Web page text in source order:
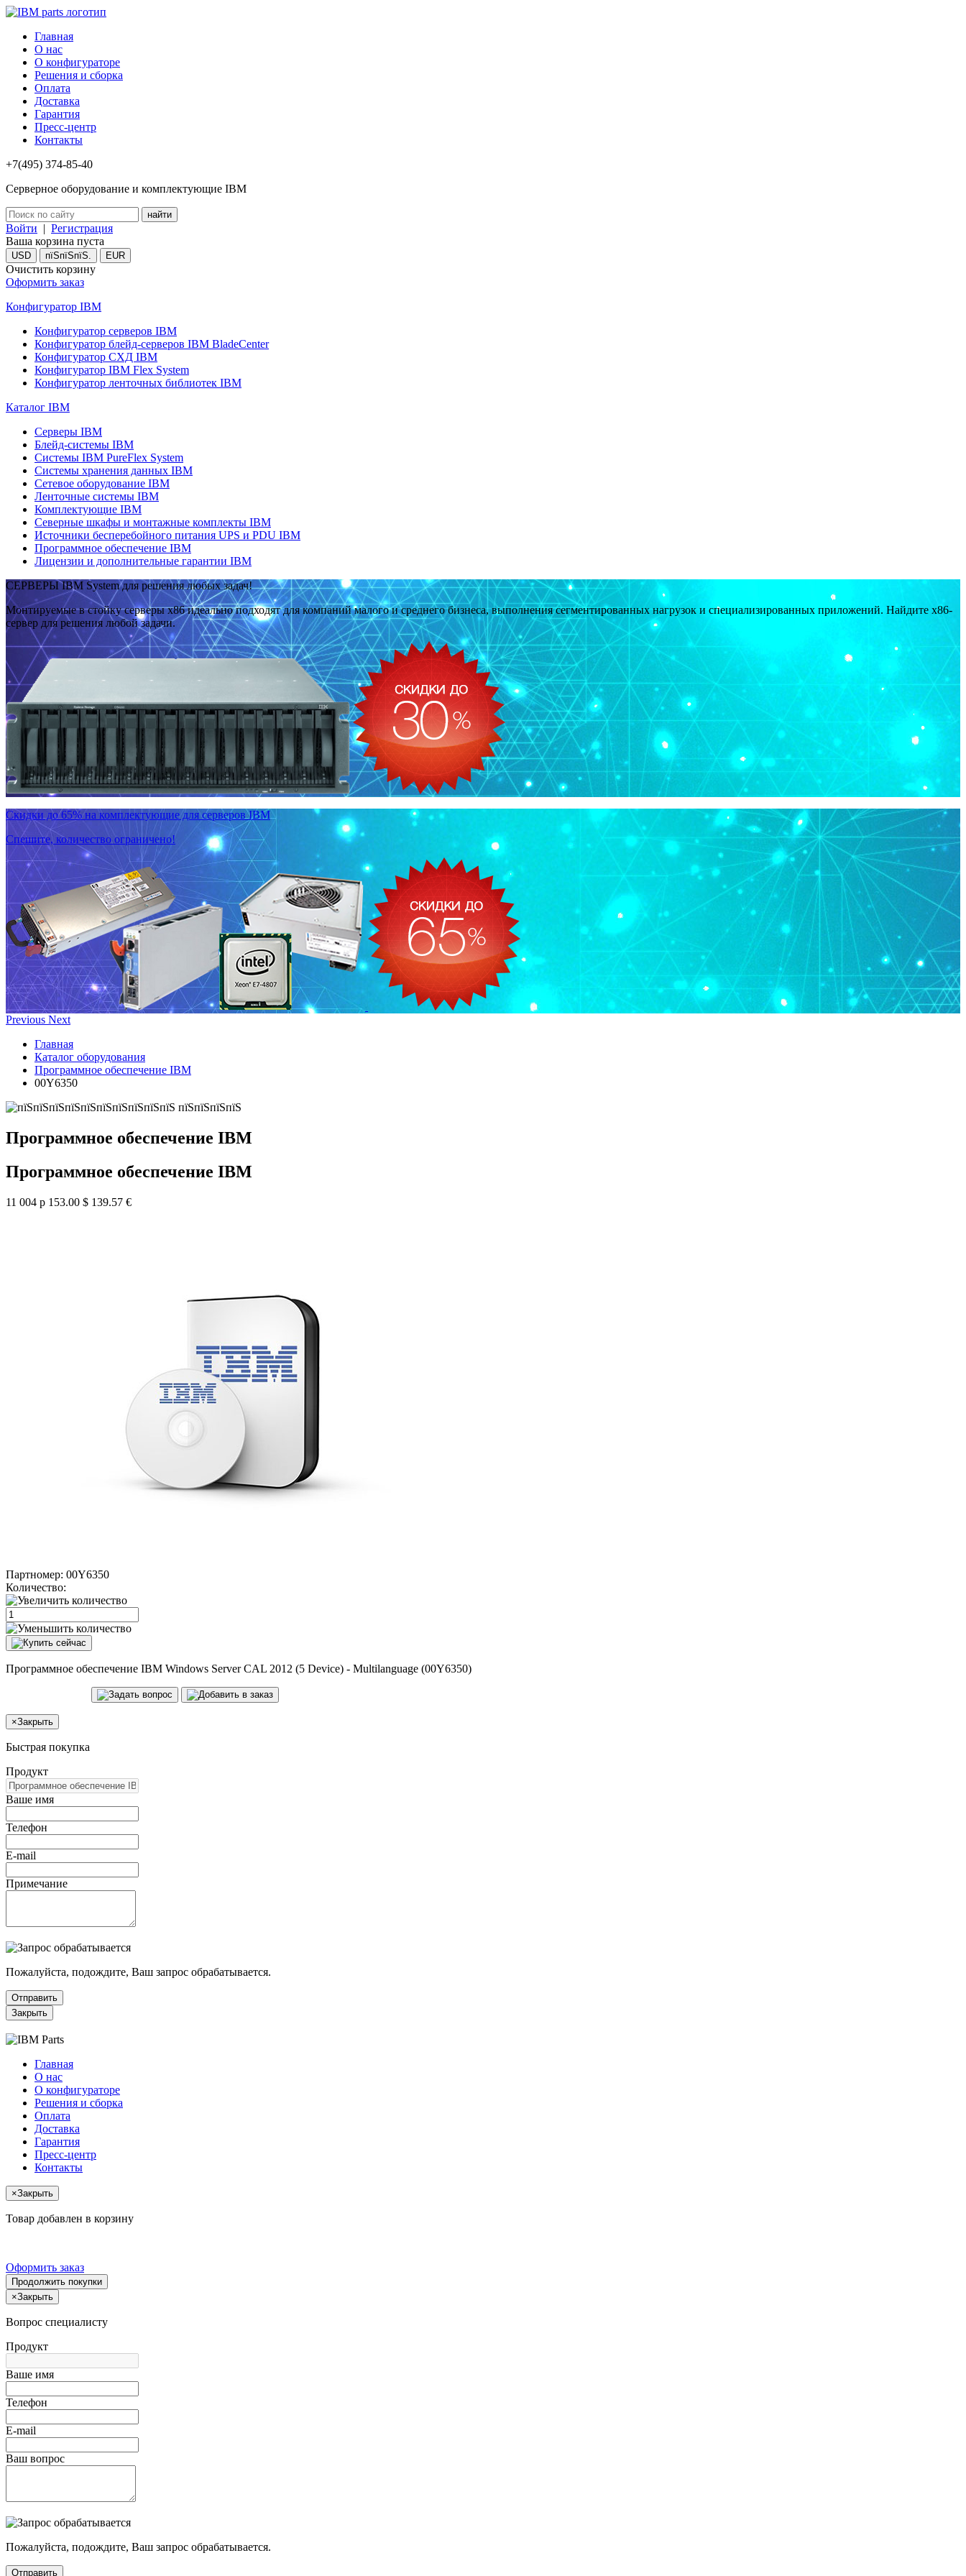
Главная
О нас
О конфигураторе
Решения и сборка
Оплата
Доставка
Гарантия
Пресс-центр
Контакты
+7(495) 374-85-40
Серверное оборудование и комплектующие IBM
Войти | Регистрация
Ваша корзина пуста
USD пїЅпїЅпїЅ. EUR
Очистить корзину
Оформить заказ
Конфигуратор IBM
Конфигуратор серверов IBM
Конфигуратор блейд-серверов IBM BladeCenter
Конфигуратор СХД IBM
Конфигуратор IBM Flex System
Конфигуратор ленточных библиотек IBM
Каталог IBM
Серверы IBM
Блейд-системы IBM
Системы IBM PureFlex System
Системы хранения данных IBM
Сетевое оборудование IBM
Ленточные системы IBM
Комплектующие IBM
Северные шкафы и монтажные комплекты IBM
Источники бесперебойного питания UPS и PDU IBM
Программное обеспечение IBM
Лицензии и дополнительные гарантии IBM
СЕРВЕРЫ IBM System для решения любых задач!
Монтируемые в стойку серверы x86 идеально подходят для компаний малого и среднего бизнеса, выполнения сегментированных нагрузок и специализированных приложений. Найдите x86-
сервер для решения любой задачи.
Скидки до 65% на комплектующие для серверов IBM
Спешите, количество ограничено!
Previous Next
Главная
Каталог оборудования
Программное обеспечение IBM
00Y6350
Программное обеспечение IBM
Программное обеспечение IBM
11 004 р 153.00 $ 139.57 €
Партномер: 00Y6350
Количество:
Программное обеспечение IBM Windows Server CAL 2012 (5 Device) - Multilanguage (00Y6350)
×Закрыть
Быстрая покупка
Продукт
Ваше имя
Телефон
E-mail
Примечание
Пожалуйста, подождите, Ваш запрос обрабатывается.
Отправить
Закрыть
Главная
О нас
О конфигураторе
Решения и сборка
Оплата
Доставка
Гарантия
Пресс-центр
Контакты
×Закрыть
Товар добавлен в корзину
Оформить заказ
Продолжить покупки
×Закрыть
Вопрос специалисту
Продукт
Ваше имя
Телефон
E-mail
Ваш вопрос
Пожалуйста, подождите, Ваш запрос обрабатывается.
Отправить